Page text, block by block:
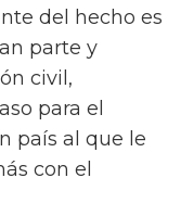
del hecho es
parte y
civil,
para el
país al que le
con el